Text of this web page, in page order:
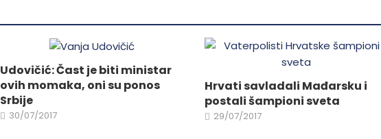
biti
izabrane
stranici
proizvoda.
biti
izabrane
stranici
proizvoda.
Udovičić: Čast je biti ministar
ovih momaka, oni su ponos
Srbije
30/07/2017
Hrvati savladali Mađarsku i
postali šampioni sveta
29/07/2017